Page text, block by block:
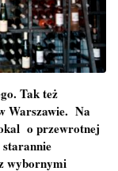
Tak też
Warszawie. Na
o przewrotnej
starannie
wybornymi